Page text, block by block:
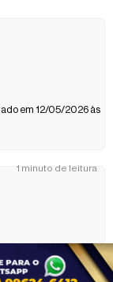
1 minuto de leitura
em 12/05/2026 às